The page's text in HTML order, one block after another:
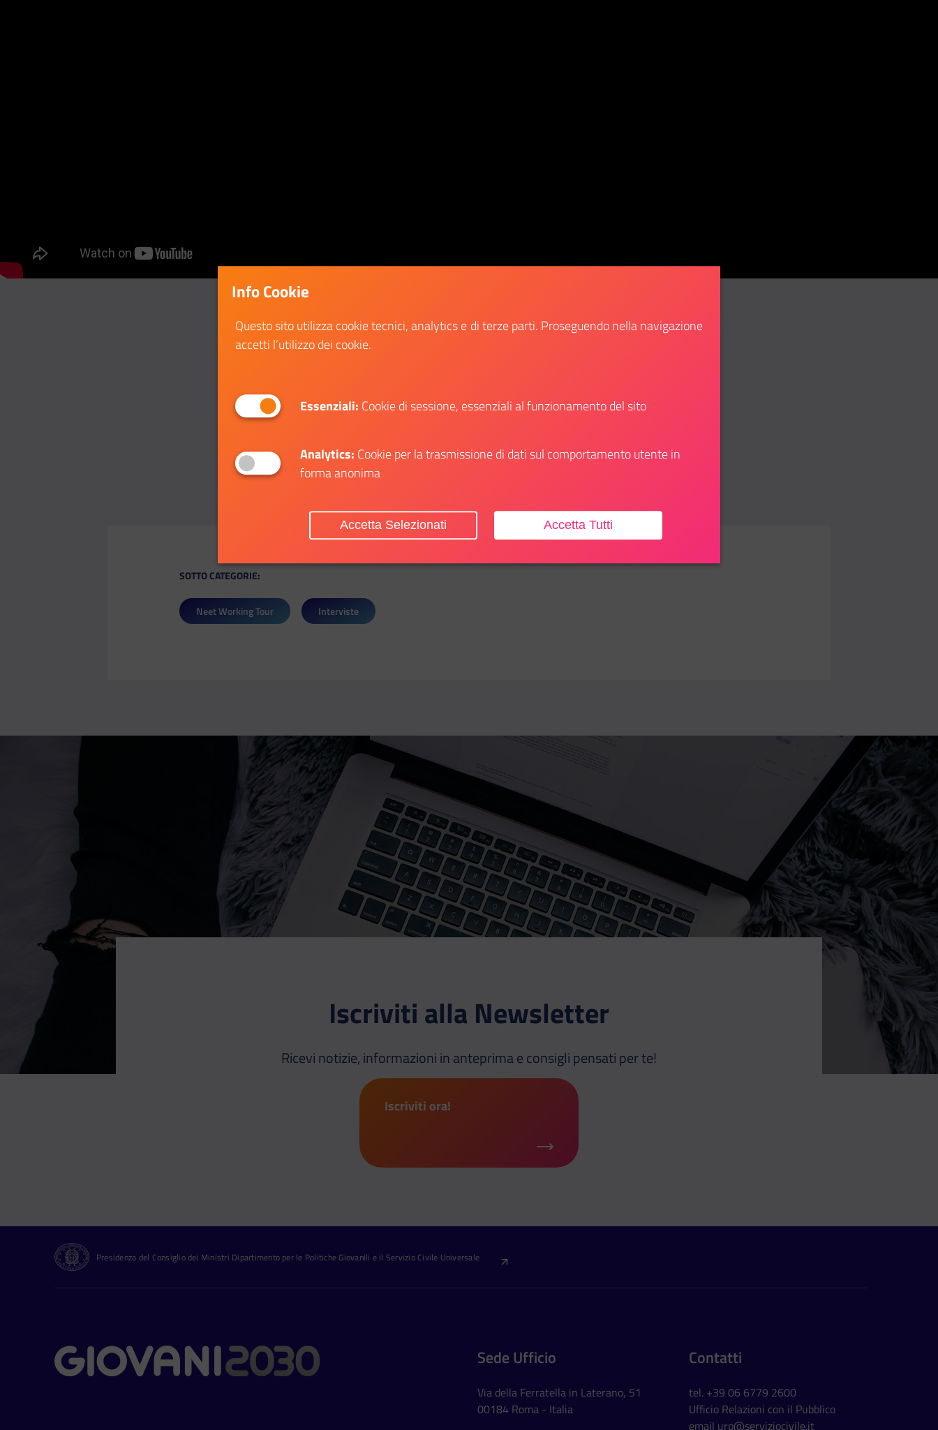
SOTTO CATEGORIE:
Neet Working Tour Interviste
Iscriviti alla Newsletter
Ricevi notizie, informazioni in anteprima e consigli pensati per te!
Iscriviti ora!
Presidenza del Consiglio dei Ministri Dipartimento per le Politiche Giovanili e il Servizio Civile Universale
Contatti Sede Ufficio
Via della Ferratella in Laterano, 51
00184 Roma - Italia
Contatti
tel. +39 06 6779 2600
Ufficio Relazioni con il Pubblico
email urp@serviziocivile.it
Info Cookie
Questo sito utilizza cookie tecnici, analytics e di terze parti. Proseguendo nella navigazione
accetti l’utilizzo dei cookie.
Essenziali: Cookie di sessione, essenziali al funzionamento del sito
Analytics: Cookie per la trasmissione di dati sul comportamento utente in
forma anonima
Accetta Tutti
Accetta Selezionati